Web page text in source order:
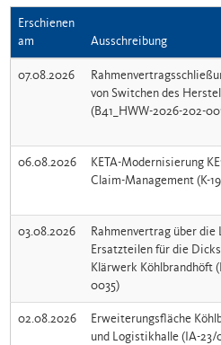
Erschienen
am
Ausschreibung
07.08.2026
von Switchen des
(B41_HWW-2026-202-
06.08.2026
KETA-Modernisierung
Claim-
03.08.2026
Rahmenvertrag über die
Ersatzteilen für die
Klärwerk Köhlbrandhöft
0035)
02.08.2026
Erweiterungsfläche
und Logistikhalle (IA-23/